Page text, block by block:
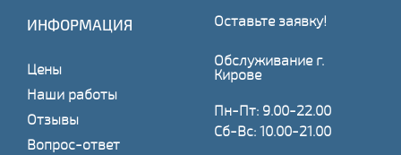
ИНФОРМАЦИЯ
Цены
Наши работы
Отзывы
Вопрос-ответ
Оставьте заявку!
Обслуживание г.
Кирове
Пн-Пт: 9.00-22.00
Сб-Вс: 10.00-21.00